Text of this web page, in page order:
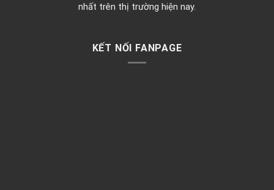
nhất trên thị trường hiện nay.
KẾT NỐI FANPAGE